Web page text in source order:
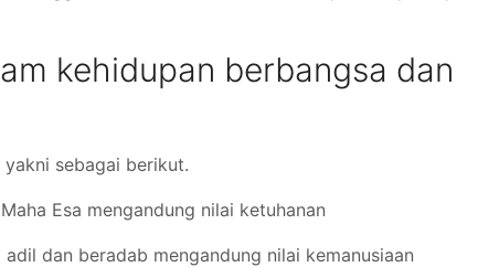
kehidupan berbangsa dan
sebagai berikut.
Esa mengandung nilai ketuhanan
dan beradab mengandung nilai kemanusiaan